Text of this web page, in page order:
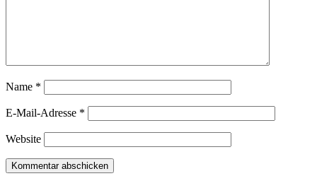
Name *
E-Mail-Adresse *
Website